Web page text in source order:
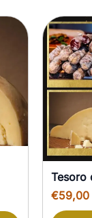
Tesoro
€59,00